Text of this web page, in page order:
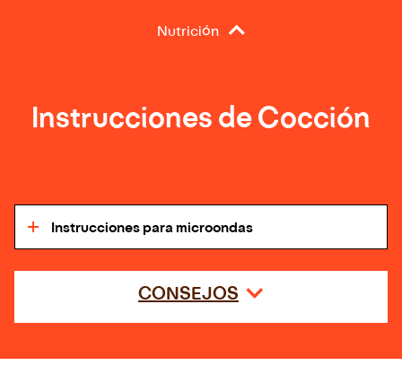
Nutrición
Instrucciones de Cocción
Instrucciones para microondas
CONSEJOS